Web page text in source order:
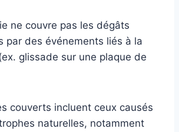
ne couvre pas les dégâts
par des événements liés à la
glissade sur une plaque de
couverts incluent ceux causés
naturelles, notamment